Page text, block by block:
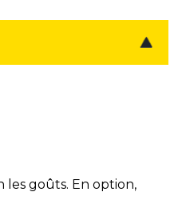
les goûts. En option,